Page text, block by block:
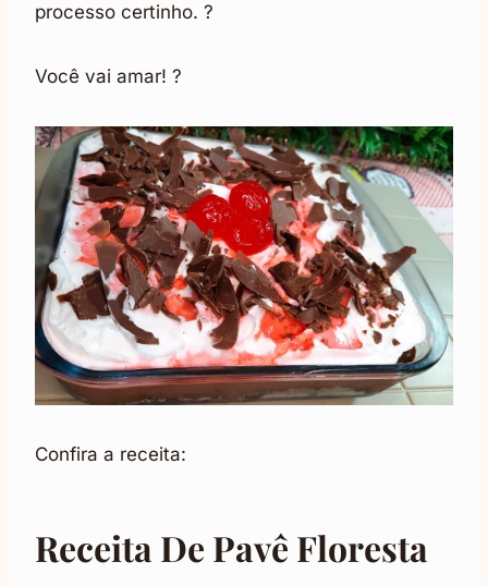
processo certinho. ?
Você vai amar! ?
Confira a receita:
Receita De Pavê Floresta